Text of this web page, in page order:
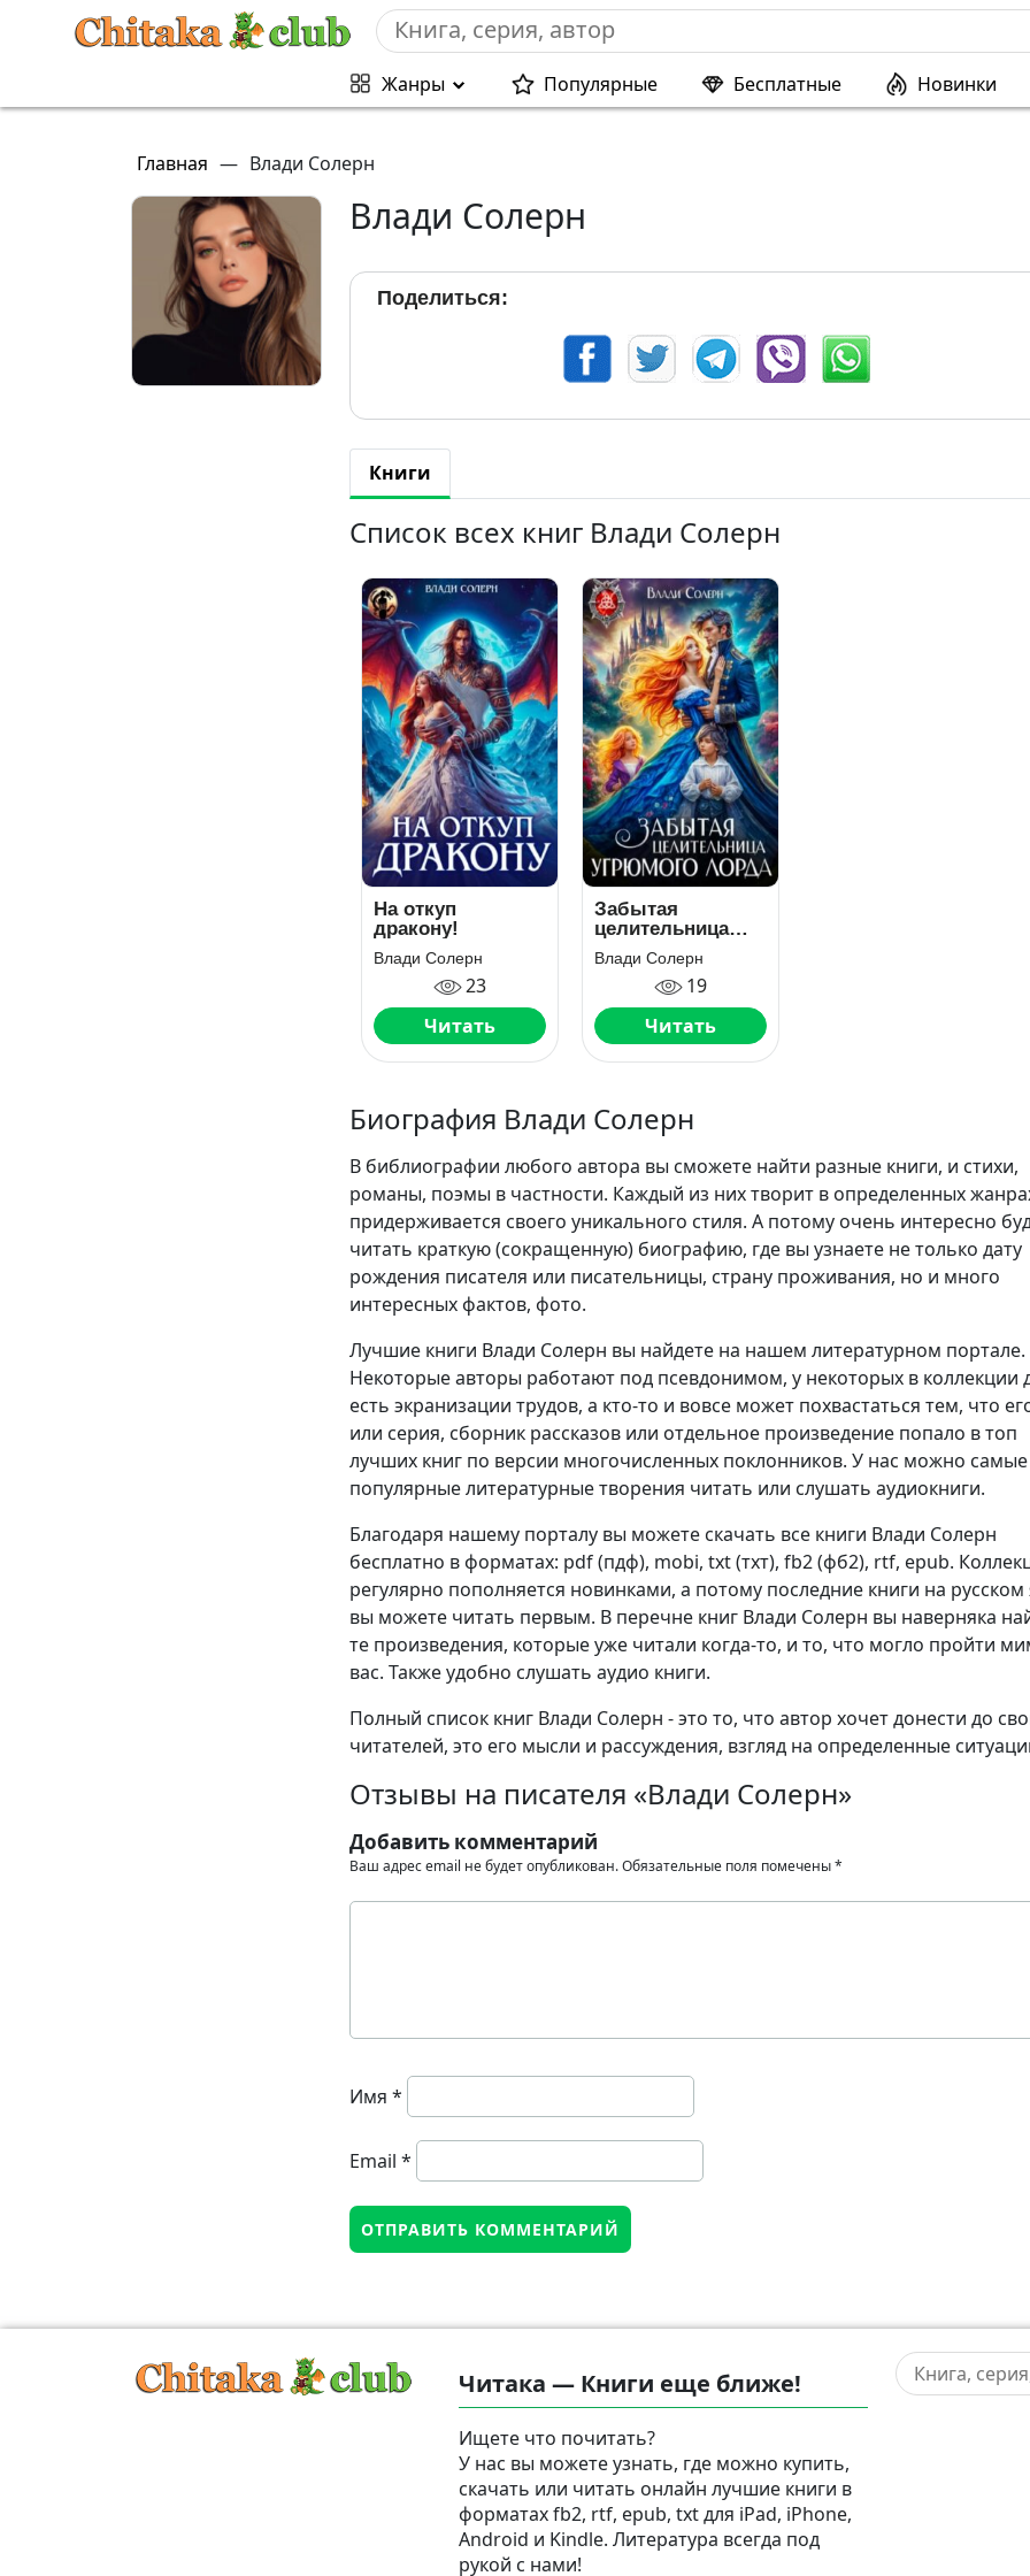
Жанры Популярные Бесплатные Новинки
Главная — Влади Солерн
Влади Солерн
Поделиться:
Книги
Список всех книг Влади Солерн
На откуп
дракону!
Влади Солерн
23
Читать
Забытая
целительница
угрюмого лорда
Влади Солерн
19
Читать
Биография Влади Солерн
В библиографии любого автора вы сможете найти разные книги, и стихи,
романы, поэмы в частности. Каждый из них творит в определенных
придерживается своего уникального стиля. А потому очень интересно
читать краткую (сокращенную) биографию, где вы узнаете не только дату
рождения писателя или писательницы, страну проживания, но и много
интересных фактов, фото.
Лучшие книги Влади Солерн вы найдете на нашем литературном портале.
Некоторые авторы работают под псевдонимом, у некоторых в коллекции
есть экранизации трудов, а кто-то и вовсе может похвастаться тем, что
или серия, сборник рассказов или отдельное произведение попало в топ
лучших книг по версии многочисленных поклонников. У нас можно самые
популярные литературные творения читать или слушать аудиокниги.
Благодаря нашему порталу вы можете скачать все книги Влади Солерн
бесплатно в форматах: pdf (пдф), mobi, txt (тхт), fb2 (фб2), rtf, epub.
регулярно пополняется новинками, а потому последние книги на русском
вы можете читать первым. В перечне книг Влади Солерн вы наверняка
те произведения, которые уже читали когда-то, и то, что могло пройти
вас. Также удобно слушать аудио книги.
Полный список книг Влади Солерн - это то, что автор хочет донести до
читателей, это его мысли и рассуждения, взгляд на определенные
Отзывы на писателя «Влади Солерн»
Добавить комментарий
Ваш адрес email не будет опубликован.Обязательные поля помечены*
Имя *
Email *
Читака — Книги еще ближе!
Ищете что почитать?
У нас вы можете узнать, где можно купить,
скачать или читать онлайн лучшие книги в
форматах fb2, rtf, epub, txt для iPad, iPhone,
Android и Kindle. Литература всегда под
рукой с нами!